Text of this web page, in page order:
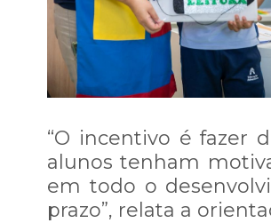
“O incentivo é fazer
alunos tenham
em todo o
prazo”, relata a